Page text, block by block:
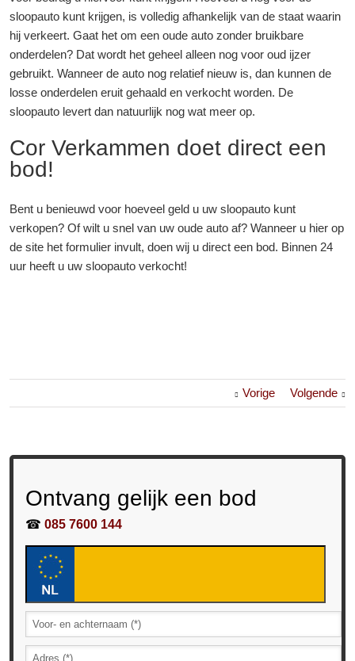
sloopauto kunt krijgen, is volledig afhankelijk van de staat waarin
hij verkeert. Gaat het om een oude auto zonder bruikbare
onderdelen? Dat wordt het geheel alleen nog voor oud ijzer
gebruikt. Wanneer de auto nog relatief nieuw is, dan kunnen de
losse onderdelen eruit gehaald en verkocht worden. De
sloopauto levert dan natuurlijk nog wat meer op.
Cor Verkammen doet direct een
bod!
Bent u benieuwd voor hoeveel geld u uw sloopauto kunt
verkopen? Of wilt u snel van uw oude auto af? Wanneer u hier op
de site het formulier invult, doen wij u direct een bod. Binnen 24
uur heeft u uw sloopauto verkocht!
Vorige Volgende
Ontvang gelijk een bod
☎ 085 7600 144